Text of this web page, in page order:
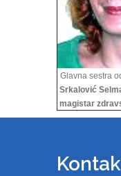
Glavna sestra
Srkalović
magistar